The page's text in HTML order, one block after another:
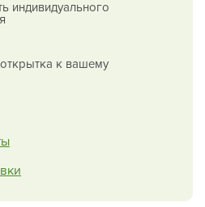
индивидуального
к вашему